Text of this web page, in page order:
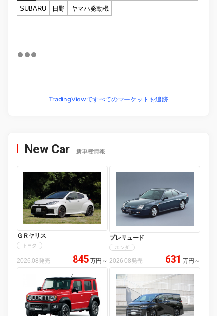
SUBARU
日野 ヤマハ発動機
TradingViewですべてのマーケットを追跡
New Car 新車種情報
ＧＲヤリス
トヨタ
2026.08発売 845 万円 ～
プレリュード
ホンダ
2026.08発売 631 万円 ～